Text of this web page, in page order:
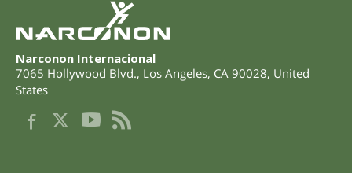
Narconon Internacional
7065 Hollywood Blvd., Los Angeles, CA 90028, United
States